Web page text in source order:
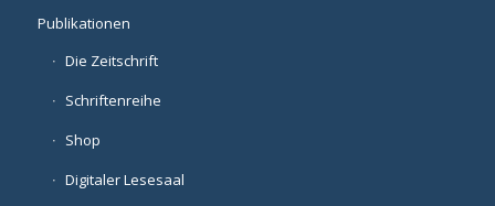
Publikationen
Die Zeitschrift
Schriftenreihe
Shop
Digitaler Lesesaal